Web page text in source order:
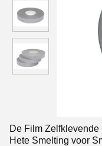
De Film
Hete Smelting voor